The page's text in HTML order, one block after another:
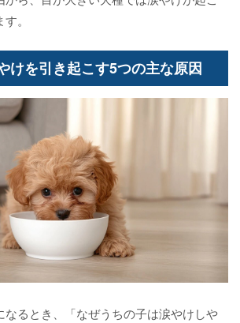
。
けを引き起こす5つの主な原因
なるとき、「なぜうちの子は涙やけしや